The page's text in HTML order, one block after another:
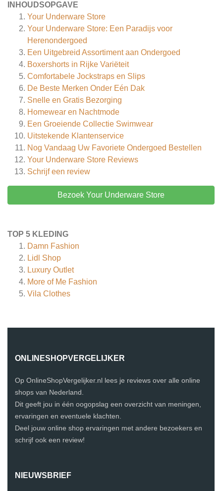
INHOUDSOPGAVE
Your Underware Store
Your Underware Store: Een Paradijs voor
Herenondergoed
Een Uitgebreid Assortiment aan Ondergoed
Boxershorts in Rijke Variëteit
Comfortabele Jockstraps en Slips
De Beste Merken Onder Eén Dak
Snelle en Gratis Bezorging
Homewear en Nachtmode
Een Groeiende Collectie Swimwear
Uitstekende Klantenservice
Nog Vandaag Uw Favoriete Ondergoed Bestellen
Your Underware Store Reviews
Schrijf een review
Bezoek Your Underware Store
TOP 5 KLEDING
Damn Fashion
Lidl Shop
Luxury Outlet
More of Me Fashion
Vila Clothes
ONLINESHOPVERGELIJKER
Op OnlineShopVergelijker.nl lees je reviews over alle online
shops van Nederland.
Dit geeft jou in één oogopslag een overzicht van meningen,
ervaringen en eventuele klachten.
Deel jouw online shop ervaringen met andere bezoekers en
schrijf ook een review!
NIEUWSBRIEF